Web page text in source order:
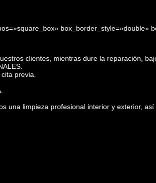
clientes, mientras dure la reparación,
previa.
una limpieza profesional interior y exterior,